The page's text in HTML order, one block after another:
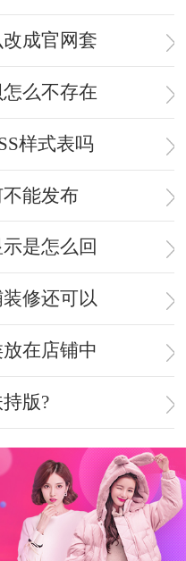
成官网套
么不存在
样式表吗
能发布
是怎么回
修还可以
在店铺中
版?